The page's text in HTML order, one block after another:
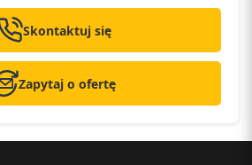
Skontaktuj się
Zapytaj o ofertę